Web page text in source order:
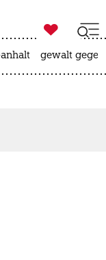

taz zahl ich
gewalt